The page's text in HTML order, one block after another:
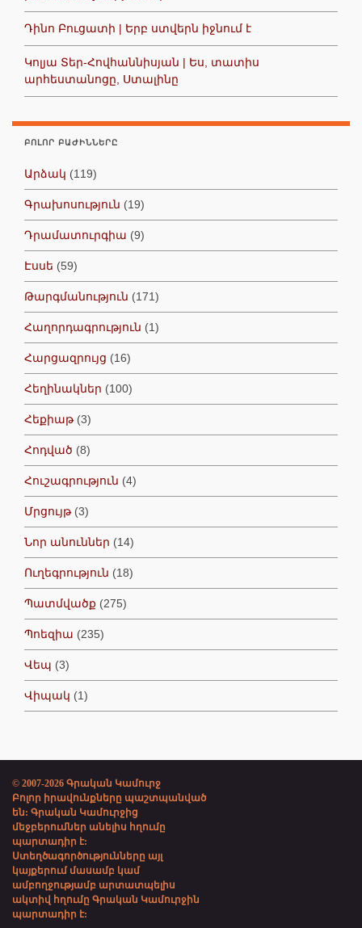
Դինո Բուցատի | Երբ ստվերն իջնում է
Կոլյա Տեր-Հովհաննիսյան | Ես, տատիս
արհեստանոցը, Ստալինը
ԲՈԼՈՐ ԲԱԺԻՆՆԵՐԸ
Արձակ (119)
Գրախոսություն (19)
Դրամատուրգիա (9)
Էսսե (59)
Թարգմանություն (171)
Հաղորդագրություն (1)
Հարցազրույց (16)
Հեղինակներ (100)
Հեքիաթ(3)
Հոդված (8)
Հուշագրություն (4)
Մրցույթ(3)
Նոր անուններ (14)
Ուղեգրություն (18)
Պատմվածք (275)
Պոեզիա (235)
Վեպ (3)
Վիպակ (1)
© 2007-2026 Գրական Կամուրջ
Բոլոր իրավունքները պաշտպանված
են: Գրական Կամուրջից
մեջբերումներ անելիս հղումը
պարտադիր է:
Ստեղծագործությունները այլ
կայքերում մասամբ կամ
ամբողջությամբ արտատպելիս
ակտիվ հղումը Գրական Կամուրջին
պարտադիր է: